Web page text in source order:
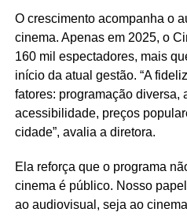
O crescimento acompanha o
cinema. Apenas em 2025, o
160 mil espectadores, mais
início da atual gestão. “A
fatores: programação diversa,
acessibilidade, preços
cidade”, avalia a diretora.
Ela reforça que o programa
cinema é público. Nosso
ao audiovisual, seja ao